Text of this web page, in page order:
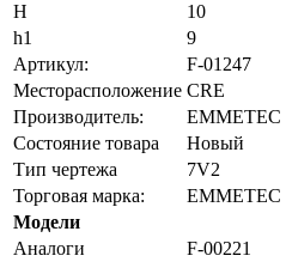
H
10
h1
9
Артикул:
F-01247
Месторасположение CRE
Производитель:
EMMETEC
Состояние товара
Новый
Тип чертежа
7V2
Торговая марка:
EMMETEC
Модели
Аналоги
F-00221